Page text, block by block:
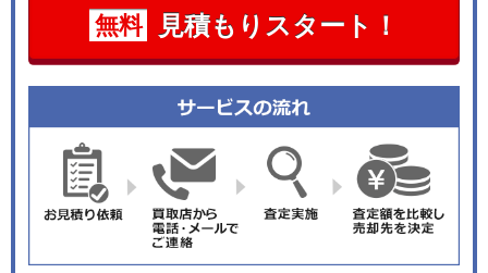
無料 見積もりスタート！